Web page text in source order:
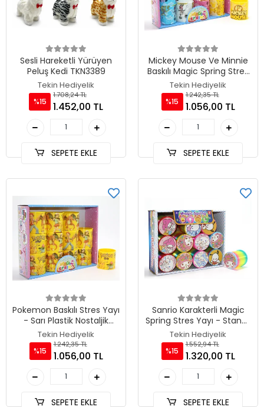
Sesli Hareketli Yürüyen
Peluş Kedi TKN3389
Tekin Hediyelik
%15
1.708,24 TL
1.452,00 TL
SEPETE EKLE
Mickey Mouse Ve Minnie
Baskılı Magic Spring Stres
Yayı - Standlı Karışık Renk
12'Li Seti TKN3985
Tekin Hediyelik
%15
1.242,35 TL
1.056,00 TL
SEPETE EKLE
Pokemon Baskılı Stres Yayı
- Sarı Plastik Nostaljik
Oyuncak 12'Li Seti
TKN3984
Tekin Hediyelik
%15
1.242,35 TL
1.056,00 TL
SEPETE EKLE
Sanrio Karakterli Magic
Spring Stres Yayı - Standlı
Gökkuşağı Renkli Oyuncak
Seti 12'Li TKN3988
Tekin Hediyelik
%15
1.552,94 TL
1.320,00 TL
SEPETE EKLE